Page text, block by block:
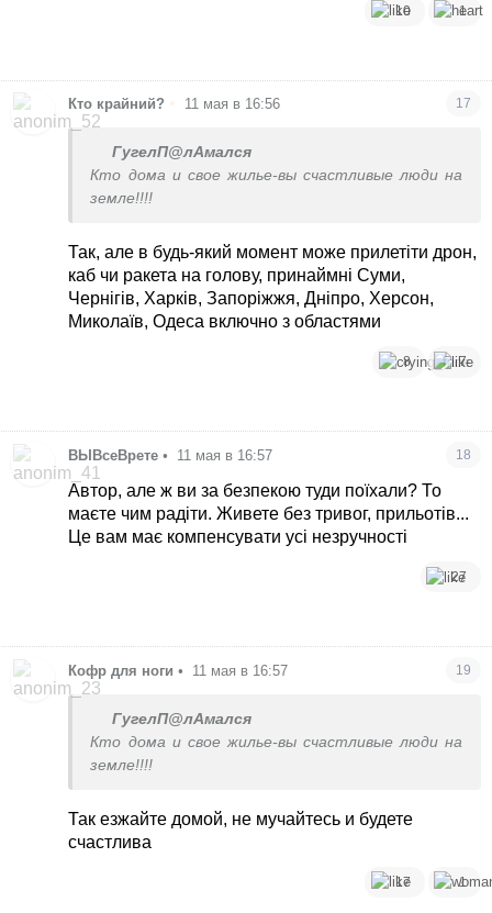
10 1
Кто крайний? 11 мая в 16:56 17
ГугелП@лАмался
Кто дома и свое жилье-вы счастливые люди на
земле!!!!
Так, але в будь-який момент може прилетіти дрон,
каб чи ракета на голову, принаймні Суми,
Чернігів, Харків, Запоріжжя, Дніпро, Херсон,
Миколаїв, Одеса включно з областями
8 7
ВЫВсеВрете • 11 мая в 16:57 18
Автор, але ж ви за безпекою туди поїхали? То
маєте чим радіти. Живете без тривог, прильотів...
Це вам має компенсувати усі незручності
27
Кофр для ноги • 11 мая в 16:57 19
ГугелП@лАмался
Кто дома и свое жилье-вы счастливые люди на
земле!!!!
Так езжайте домой, не мучайтесь и будете
счастлива
17 1